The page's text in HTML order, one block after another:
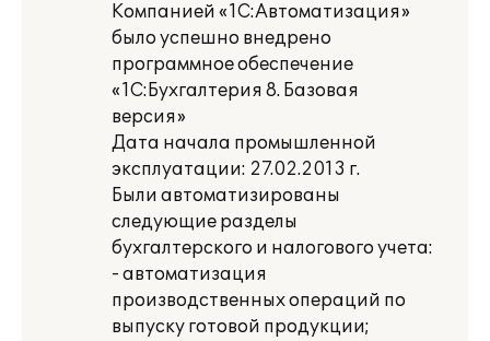
Компанией «1С:Автоматизация»
было успешно внедрено
программное обеспечение
«1С:Бухгалтерия 8. Базовая
версия»
Дата начала промышленной
эксплуатации: 27.02.2013 г.
Были автоматизированы
следующие разделы
бухгалтерского и налогового учета:
- автоматизация
производственных операций по
выпуску готовой продукции;